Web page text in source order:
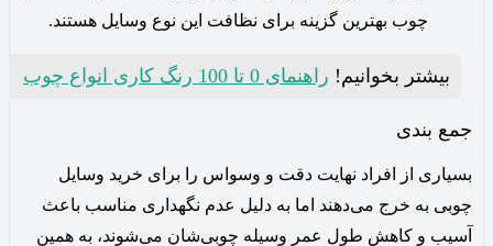
چوب بهترین گزینه برای نظافت این نوع وسایل هستند.
بیشتر بخوانیم! راهنمای 0 تا 100 رنگ کاری انواع چوب
جمع بندی
بسیاری از افراد نهایت دقت و وسواس را برای خرید وسایل
چوبی به خرج می‌دهند اما به دلیل عدم نگهداری مناسب باعث
آسیب و کاهش طول عمر وسیله چوبی‌شان‌ می‌شوند، به همین